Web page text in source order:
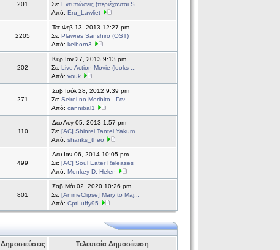
201
Σε: Εντυπώσεις (περιέχονται S...
Από: Eru_Lawliet
2205
Τετ Φεβ 13, 2013 12:27 pm
Σε: Plawres Sanshiro (OST)
Από: kelborn3
202
Κυρ Ιαν 27, 2013 9:13 pm
Σε: Live Action Movie (looks ...
Από: vouk
271
Σαβ Ιούλ 28, 2012 9:39 pm
Σε: Seirei no Moribito - Γεν...
Από: cannibal1
110
Δευ Αύγ 05, 2013 1:57 pm
Σε: [AC] Shinrei Tantei Yakum...
Από: shanks_theo
499
Δευ Ιαν 06, 2014 10:05 pm
Σε: [AC] Soul Eater Releases
Από: Monkey D. Helen
801
Σαβ Μάι 02, 2020 10:26 pm
Σε: [AnimeClipse] Mary to Maj...
Από: CptLuffy95
Δημοσιεύσεις Τελευταία Δημοσίευση